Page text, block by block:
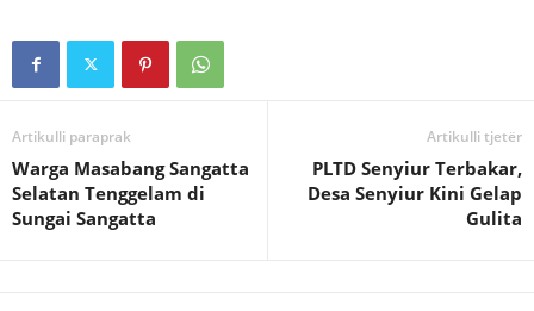
Artikulli paraprak
Warga Masabang Sangatta
Selatan Tenggelam di
Sungai Sangatta
Artikulli tjetër
PLTD Senyiur Terbakar,
Desa Senyiur Kini Gelap
Gulita